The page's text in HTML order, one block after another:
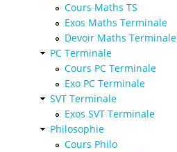
Cours Maths TS
Exos Maths Terminale
Devoir Maths Terminale
PC Terminale
Cours PC Terminale
Exo PC Terminale
SVT Terminale
Exos SVT Terminale
Philosophie
Cours Philo